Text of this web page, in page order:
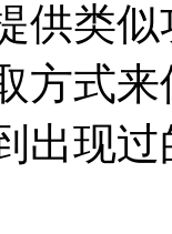
类似
方式
出现